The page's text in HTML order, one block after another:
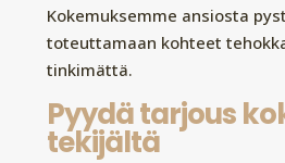
Kokemuksemme ansiosta
toteuttamaan kohteet
tinkimättä.
Pyydä tarjous
tekijältä